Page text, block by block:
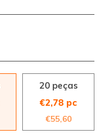
20 peças
€2,78 pc
€55,60